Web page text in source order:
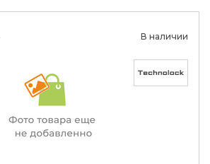
В наличии